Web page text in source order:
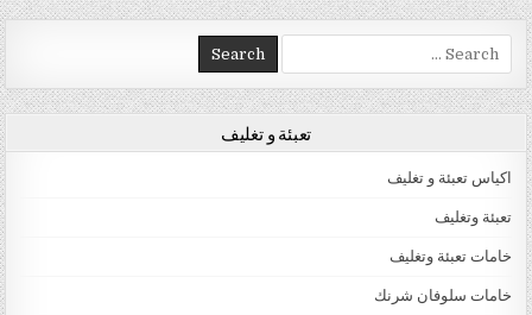
Search for:
تعبئة و تغليف
اكياس تعبئة و تغليف
تعبئة وتغليف
خامات تعبئة وتغليف
خامات سلوفان شرنك